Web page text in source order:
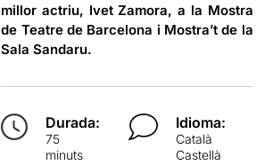
millor actriu, Ivet Zamora, a la Mostra
de Teatre de Barcelona i Mostra’t de la
Sala Sandaru.
Durada:
75
minuts
Idioma:
Català
Castellà